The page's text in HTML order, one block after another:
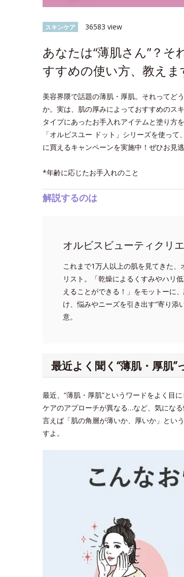
スキンケア 36583 view
あなたは“薄肌さん”？そ
すすめの使い方、教えま
美容界隈で話題の薄肌・厚肌。それってど
か。実は、肌の厚みによっておすすめの
タイプにあったお手入れアイテムと塗り方
「オルビスユー ドット」シリーズを使っ
に買えるキャンペーンを実施中！ぜひお見
*年齢に応じたお手入れのこと
解説するのは
オルビスビューティクリ
これまで1万人以上の肌を見てきた
リスト。「乾燥によるくすみやハリ
えることができる！」をモットーに
け、悩みやニーズを引き出す“寄り
意。
最近よく聞く“薄肌・厚肌
最近、“薄肌・厚肌”というワードをよく目
ケアのアプローチが異なる…など、気にな
言えば「肌の角層が薄いか、厚いか」とい
すよ。